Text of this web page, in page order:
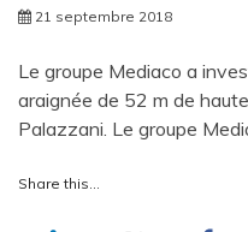
21 septembre 2018
Le groupe Mediaco a
araignée de 52 m de
Palazzani. Le groupe
Share this...